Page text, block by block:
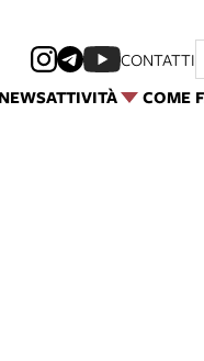
ATTIVITÀ COME
CONTATTI